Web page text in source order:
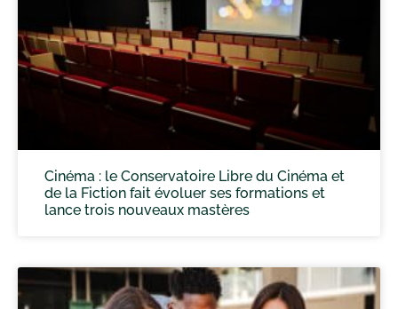
Cinéma : le Conservatoire Libre du Cinéma et
de la Fiction fait évoluer ses formations et
lance trois nouveaux mastères